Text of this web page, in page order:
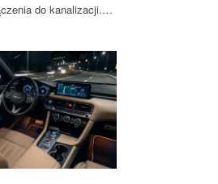
do kanalizacji.…